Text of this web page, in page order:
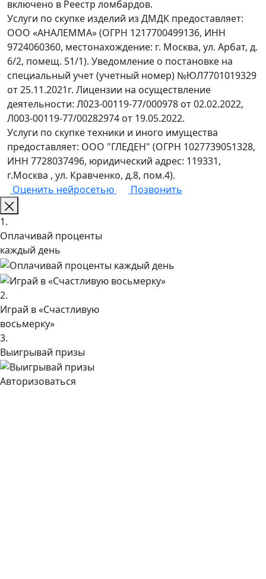
включено в Реестр ломбардов.
Услуги по скупке изделий из ДМДК предоставляет:
ООО «АНАЛЕММА» (ОГРН 1217700499136, ИНН
9724060360, местонахождение: г. Москва, ул. Арбат, д.
6/2, помещ. 51/1). Уведомление о постановке на
специальный учет (учетный номер) №ЮЛ7701019329
от 25.11.2021г. Лицензии на осуществление
деятельности: Л023-00119-77/000978 от 02.02.2022,
Л003-00119-77/00282974 от 19.05.2022.
Услуги по скупке техники и иного имущества
предоставляет: ООО "ГЛЕДЕН" (ОГРН 1027739051328,
ИНН 7728037496, юридический адрес: 119331,
г.Москва , ул. Кравченко, д.8, пом.4).
Оценить нейросетью
Позвонить
1.
Оплачивай проценты
каждый день
2.
Играй в «Счастливую
восьмерку»
3.
Выигрывай призы
Авторизоваться